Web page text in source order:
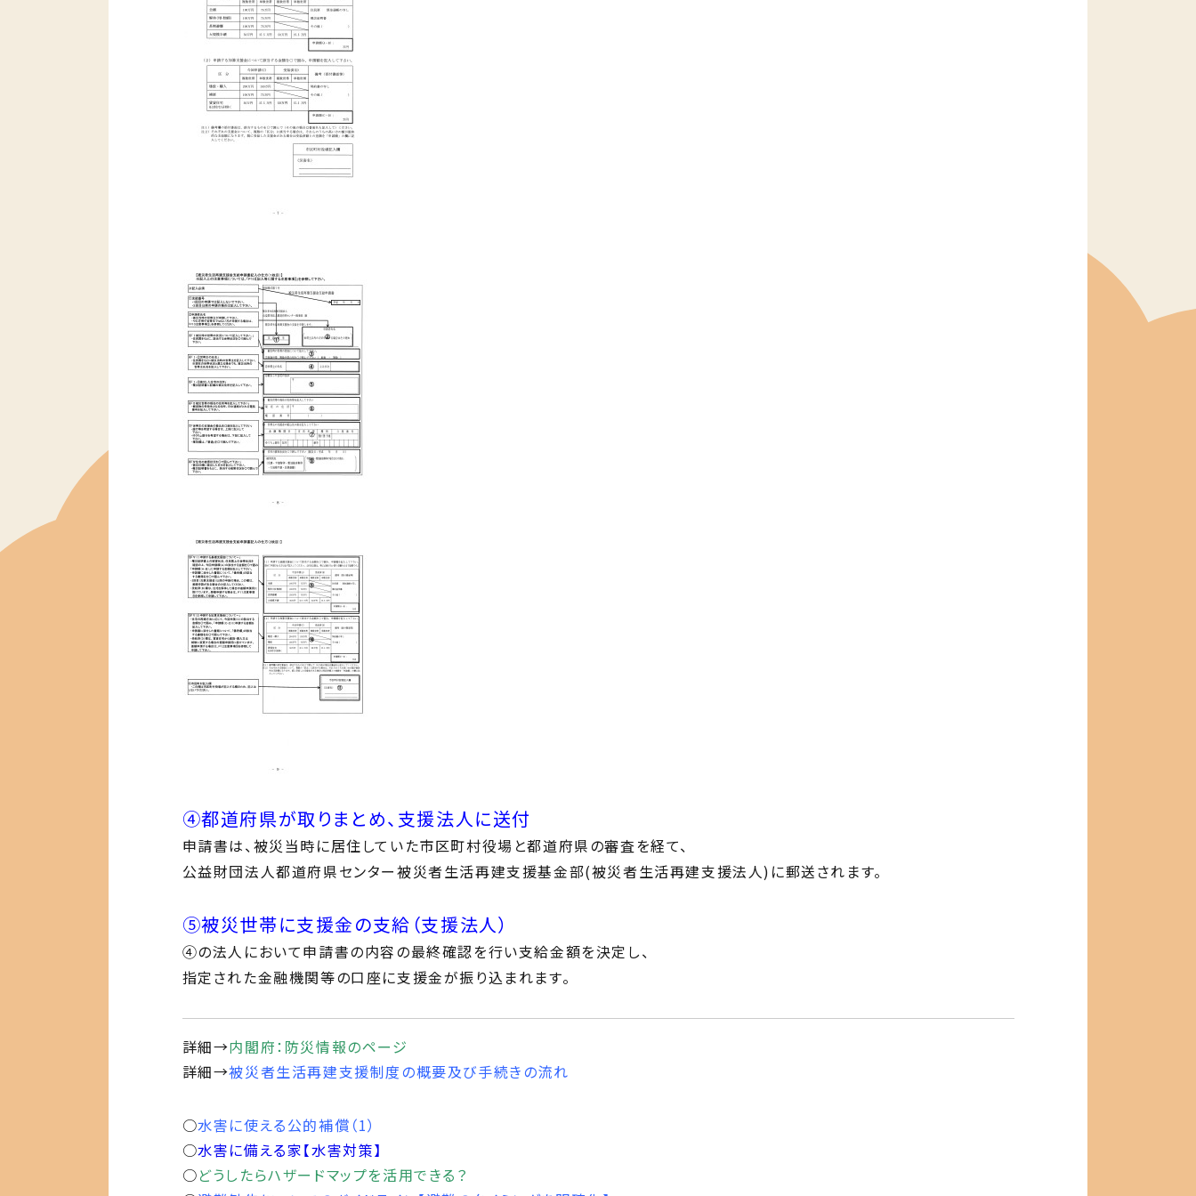
④都道府県が取りまとめ、支援法人に送付
申請書は、被災当時に居住していた市区町村役場と都道府県の審査を経て、
公益財団法人都道府県センター被災者生活再建支援基金部(被災者生活再建支援法人)に郵送されます。
⑤被災世帯に支援金の支給（支援法人）
④の法人において申請書の内容の最終確認を行い支給金額を決定し、
指定された金融機関等の口座に支援金が振り込まれます。
詳細→内閣府：防災情報のページ
詳細→被災者生活再建支援制度の概要及び手続きの流れ
○水害に使える公的補償（1）
○水害に備える家【水害対策】
○どうしたらハザードマップを活用できる？